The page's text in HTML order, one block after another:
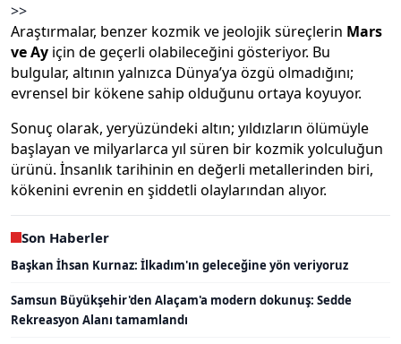
>>
Araştırmalar, benzer kozmik ve jeolojik süreçlerin Mars
ve Ay için de geçerli olabileceğini gösteriyor. Bu
bulgular, altının yalnızca Dünya’ya özgü olmadığını;
evrensel bir kökene sahip olduğunu ortaya koyuyor.
Sonuç olarak, yeryüzündeki altın; yıldızların ölümüyle
başlayan ve milyarlarca yıl süren bir kozmik yolculuğun
ürünü. İnsanlık tarihinin en değerli metallerinden biri,
kökenini evrenin en şiddetli olaylarından alıyor.
Son Haberler
Başkan İhsan Kurnaz: İlkadım'ın geleceğine yön veriyoruz
Samsun Büyükşehir'den Alaçam'a modern dokunuş: Sedde
Rekreasyon Alanı tamamlandı